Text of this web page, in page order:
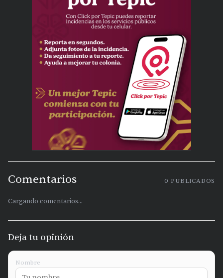
Comentarios 0 PUBLICADOS
Cargando comentarios...
Deja tu opinión
Nombre